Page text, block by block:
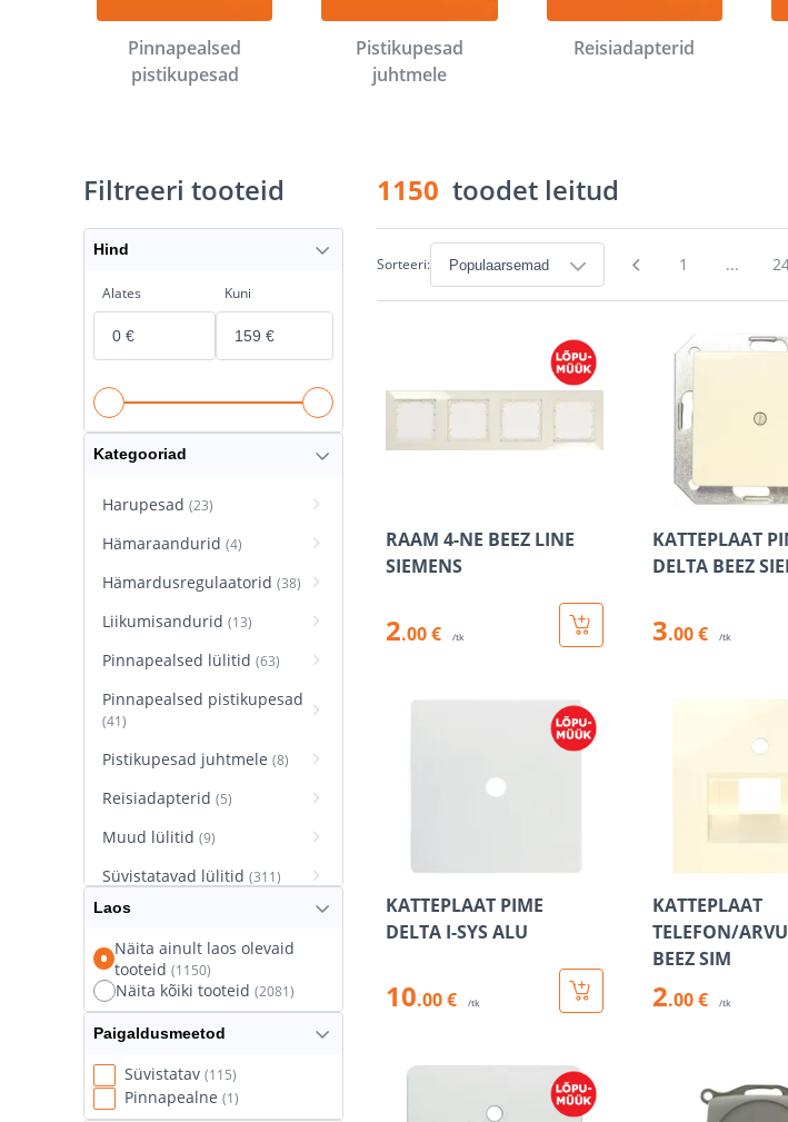
Pinnapealsed
pistikupesad
Pistikupesad
juhtmele
Reisiadapterid
1150 toodet leitud
Sorteeri: 1 ...
RAAM 4-NE BEEZ LINE
SIEMENS
2.00 € /tk
KATTEPLAAT
DELTA BEEZ
3.00 € /tk
KATTEPLAAT PIME
DELTA I-SYS ALU
10.00 € /tk
KATTEPLAAT
TELEFON/
BEEZ SIM
2.00 € /tk
Filtreeri tooteid
Hind
Alates Kuni
Kategooriad
Harupesad (23)
Hämaraandurid (4)
Hämardusregulaatorid (38)
Liikumisandurid (13)
Pinnapealsed lülitid (63)
Pinnapealsed pistikupesad
(41)
Pistikupesad juhtmele (8)
Reisiadapterid (5)
Muud lülitid (9)
Süvistatavad lülitid (311)
Süvistatavad pistikupesad
Termostaatlülitid
Laos
Näita ainult laos olevaid
tooteid (1150)
Näita kõiki tooteid (2081)
Paigaldusmeetod
Süvistatav (115)
Pinnapealne (1)